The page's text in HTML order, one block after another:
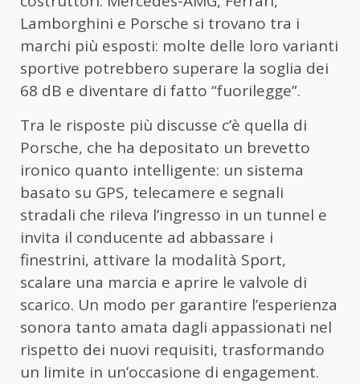
Lamborghini e Porsche si trovano tra i
marchi più esposti: molte delle loro varianti
sportive potrebbero superare la soglia dei
68 dB e diventare di fatto “fuorilegge”.
Tra le risposte più discusse c’è quella di
Porsche, che ha depositato un brevetto
ironico quanto intelligente: un sistema
basato su GPS, telecamere e segnali
stradali che rileva l’ingresso in un tunnel e
invita il conducente ad abbassare i
finestrini, attivare la modalità Sport,
scalare una marcia e aprire le valvole di
scarico. Un modo per garantire l’esperienza
sonora tanto amata dagli appassionati nel
rispetto dei nuovi requisiti, trasformando
un limite in un’occasione di engagement.